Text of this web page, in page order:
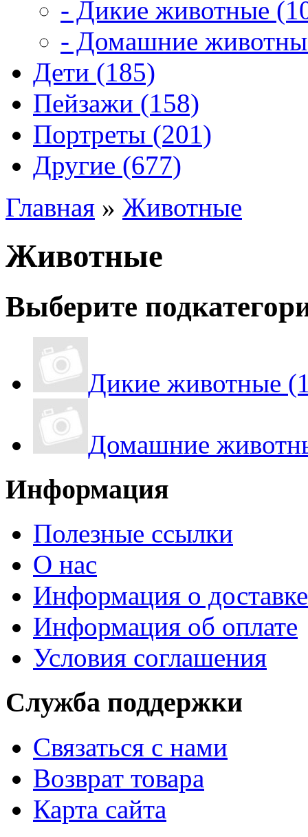
- Дикие животные
- Домашние
Дети (185)
Пейзажи (158)
Портреты (201)
Другие (677)
Главная » Животные
Животные
Выберите
Дикие животные
Домашние
Информация
Полезные ссылки
О нас
Информация о доставке
Информация об оплате
Условия соглашения
Служба поддержки
Связаться с нами
Возврат товара
Карта сайта